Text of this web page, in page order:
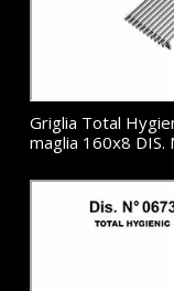
Griglia Total
maglia 160x8 DIS.